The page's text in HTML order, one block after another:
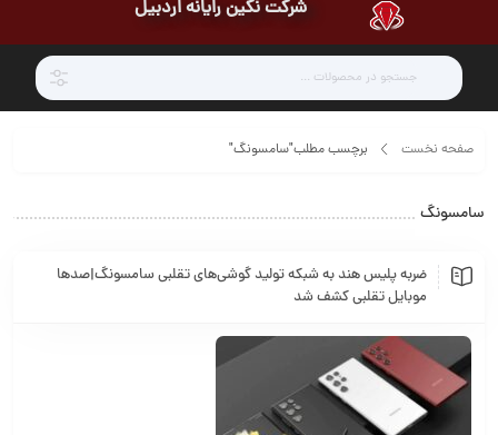
شرکت نگین رایانه اردبیل
صفحه نخست برچسب مطلب"سامسونگ"
سامسونگ
ضربه پلیس هند به شبکه تولید گوشی‌های تقلبی سامسونگ|صدها
موبایل تقلبی کشف شد